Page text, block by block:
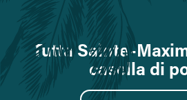
Tutta Sainte-
casella di